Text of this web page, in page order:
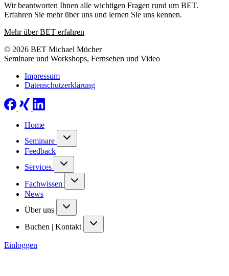
Wir beantworten Ihnen alle wichtigen Fragen rund um BET.
Erfahren Sie mehr über uns und lernen Sie uns kennen.
Mehr über BET erfahren
© 2026 BET Michael Mücher
Seminare und Workshops, Fernsehen und Video
Impressum
Datenschutzerklärung
Home
Seminare
Feedback
Services
Fachwissen
News
Über uns
Buchen | Kontakt
Einloggen